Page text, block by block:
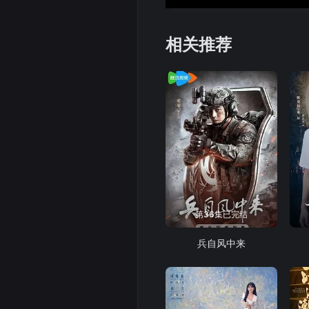
相关推荐
第36集已完结
兵自风中来